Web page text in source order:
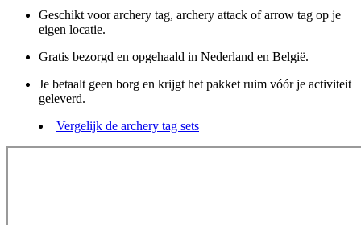
Geschikt voor archery tag, archery attack of arrow tag op je
eigen locatie.
Gratis bezorgd en opgehaald in Nederland en België.
Je betaalt geen borg en krijgt het pakket ruim vóór je activiteit
geleverd.
Vergelijk de archery tag sets